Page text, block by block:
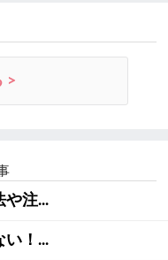
>
や注...
い！...